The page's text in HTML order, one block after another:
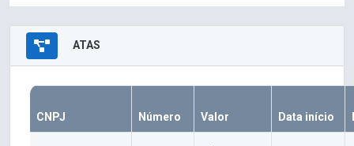
ATAS
CNPJ Número Valor Data início